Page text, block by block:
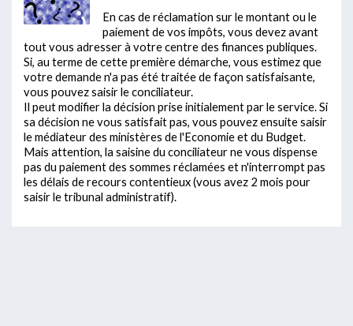
En cas de réclamation sur le montant ou le
paiement de vos impôts, vous devez avant
tout vous adresser à votre centre des finances publiques.
Si, au terme de cette première démarche, vous estimez que
votre demande n'a pas été traitée de façon satisfaisante,
vous pouvez saisir le conciliateur.
Il peut modifier la décision prise initialement par le service. Si
sa décision ne vous satisfait pas, vous pouvez ensuite saisir
le médiateur des ministères de l'Economie et du Budget.
Mais attention, la saisine du conciliateur ne vous dispense
pas du paiement des sommes réclamées et n'interrompt pas
les délais de recours contentieux (vous avez 2 mois pour
saisir le tribunal administratif).